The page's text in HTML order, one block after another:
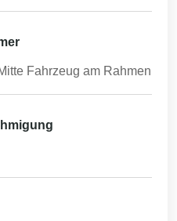
Fahrzeug am Rahmen